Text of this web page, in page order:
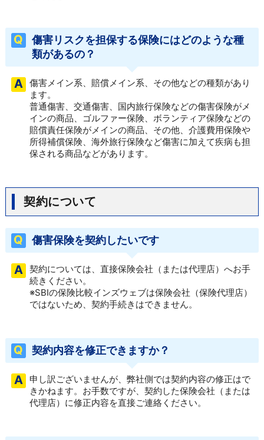
傷害リスクを担保する保険にはどのような種
類があるの？
傷害メイン系、賠償メイン系、その他などの種類があり
ます。
普通傷害、交通傷害、国内旅行保険などの傷害保険がメ
インの商品、ゴルファー保険、ボランティア保険などの
賠償責任保険がメインの商品、その他、介護費用保険や
所得補償保険、海外旅行保険など傷害に加えて疾病も担
保される商品などがあります。
契約について
傷害保険を契約したいです
契約については、直接保険会社（または代理店）へお手
続きください。
※SBIの保険比較インズウェブは保険会社（保険代理店）
ではないため、契約手続きはできません。
契約内容を修正できますか？
申し訳ございませんが、弊社側では契約内容の修正はで
きかねます。お手数ですが、契約した保険会社（または
代理店）に修正内容を直接ご連絡ください。